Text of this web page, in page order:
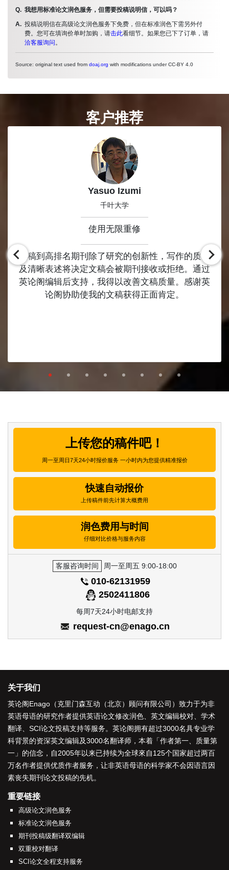
我想用标准论文润色服务，但需要投稿说明信，可以吗？
投稿说明信在高级论文润色服务下免费，但在标准润色下需另外付
费。您可在填询价单时加购，请击此看细节。如果您已下了订单，请
洽客服询问。
Source: original text used from doaj.org with modifications under CC-BY 4.0
客户推荐
Yasuo Izumi
千叶大学
使用无限重修
投稿到高排名期刊除了研究的创新性，写作的质量
及清晰表述将决定文稿会被期刊接收或拒绝。通过
英论阁编辑后支持，我得以改善文稿质量。感谢英
论阁协助使我的文稿获得正面肯定。
上传您的稿件吧！
周一至周日7天24小时报价服务 一小时内为您提供精准报价
快速自动报价
上传稿件前先计算大概费用
润色费用与时间
仔细对比价格与服务内容
客服咨询时间 周一至周五 9:00-18:00
010-62131959
2502411806
每周7天24小时电邮支持
request-cn@enago.cn
关于我们
英论阁Enago（克里门森互动（北京）顾问有限公司）致力于为非
英语母语的研究作者提供英语论文修改润色 英文编辑校对
学术
翻译
SCI论文投稿支持等服务。英论阁拥有超过3000名具专业学
科背景的资深英文编辑及3000名翻译师 ，本着「作者第一、质量第
一 」的信念，自2005年以来已持续为全球來自125个国家超过两百
万名作者提供优质作者服务，让非英语母语的科学家不会因语言因
素丧失期刊论文投稿的先机。
重要链接
高级论文润色服务
标准论文润色服务
期刊投稿级翻译双编辑
双重校对翻译
SCI论文全程支持服务